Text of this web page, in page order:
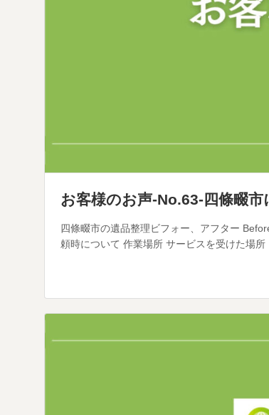
お客様のお声-No.63-四條畷
四條畷市の遺品整理ビフォー、アフター
頼時について 作業場所 サービスを受けた場